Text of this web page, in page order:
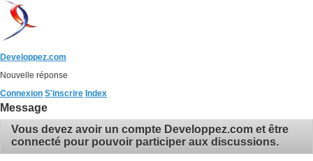
Developpez.com
Nouvelle réponse
Connexion S'inscrire Index
Message
Vous devez avoir un compte Developpez.com et être
connecté pour pouvoir participer aux discussions.